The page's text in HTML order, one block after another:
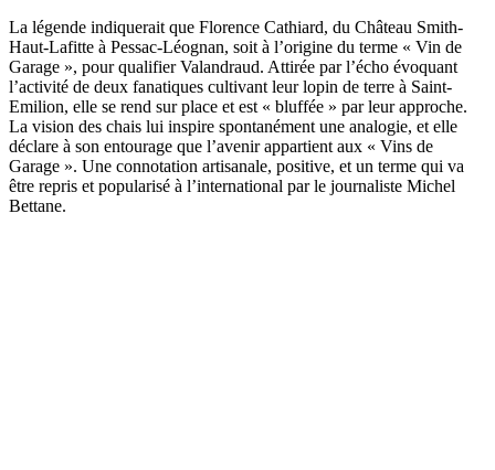
La légende indiquerait que Florence Cathiard, du Château Smith-
Haut-Lafitte à Pessac-Léognan, soit à l’origine du terme « Vin de
Garage », pour qualifier Valandraud. Attirée par l’écho évoquant
l’activité de deux fanatiques cultivant leur lopin de terre à Saint-
Emilion, elle se rend sur place et est « bluffée » par leur approche.
La vision des chais lui inspire spontanément une analogie, et elle
déclare à son entourage que l’avenir appartient aux « Vins de
Garage ». Une connotation artisanale, positive, et un terme qui va
être repris et popularisé à l’international par le journaliste Michel
Bettane.